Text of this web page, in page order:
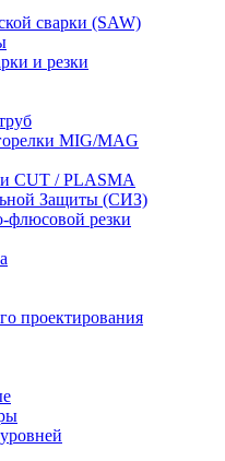
сварки (SAW)
и резки
MIG/MAG
CUT / PLASMA
Защиты (СИЗ)
флюсовой резки
проектирования